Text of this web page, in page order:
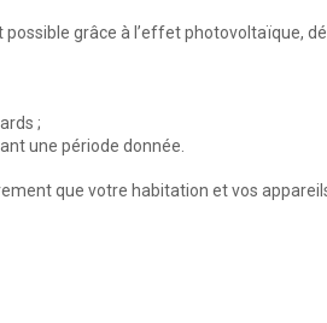
grâce à l’effet photovoltaïque,
;
une période donnée.
que votre habitation et vos